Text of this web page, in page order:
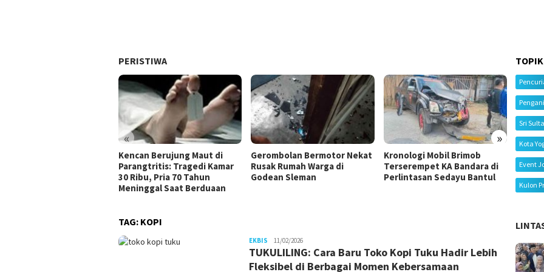
PERISTIWA
« »
Kencan Berujung Maut di
Parangtritis: Tragedi Kamar
30 Ribu, Pria 70 Tahun
Meninggal Saat Berduaan
Gerombolan Bermotor Nekat
Rusak Rumah Warga di
Godean Sleman
Kronologi Mobil Brimob
Terserempet KA Bandara di
Perlintasan Sedayu Bantul
Tiga
Ibu
TAG: KOPI
EKBIS Juno11/02/2026
TUKULILING: Cara Baru Toko Kopi Tuku Hadir Lebih
Fleksibel di Berbagai Momen Kebersamaan
Sri
Kota
Event
Kulon